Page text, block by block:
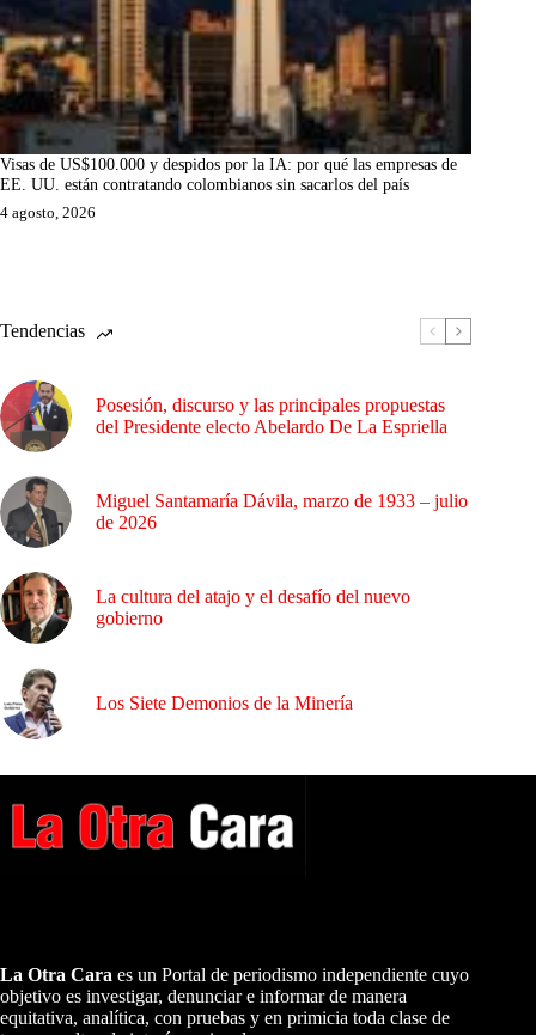
Visas de US$100.000 y despidos por la IA: por qué las empresas de
EE. UU. están contratando colombianos sin sacarlos del país
4 agosto, 2026
Tendencias
Posesión, discurso y las principales propuestas
del Presidente electo Abelardo De La Espriella
Miguel Santamaría Dávila, marzo de 1933 – julio
de 2026
La cultura del atajo y el desafío del nuevo
gobierno
Los Siete Demonios de la Minería
La Otra Cara es un Portal de periodismo independiente cuyo
objetivo es investigar, denunciar e informar de manera
equitativa, analítica, con pruebas y en primicia toda clase de